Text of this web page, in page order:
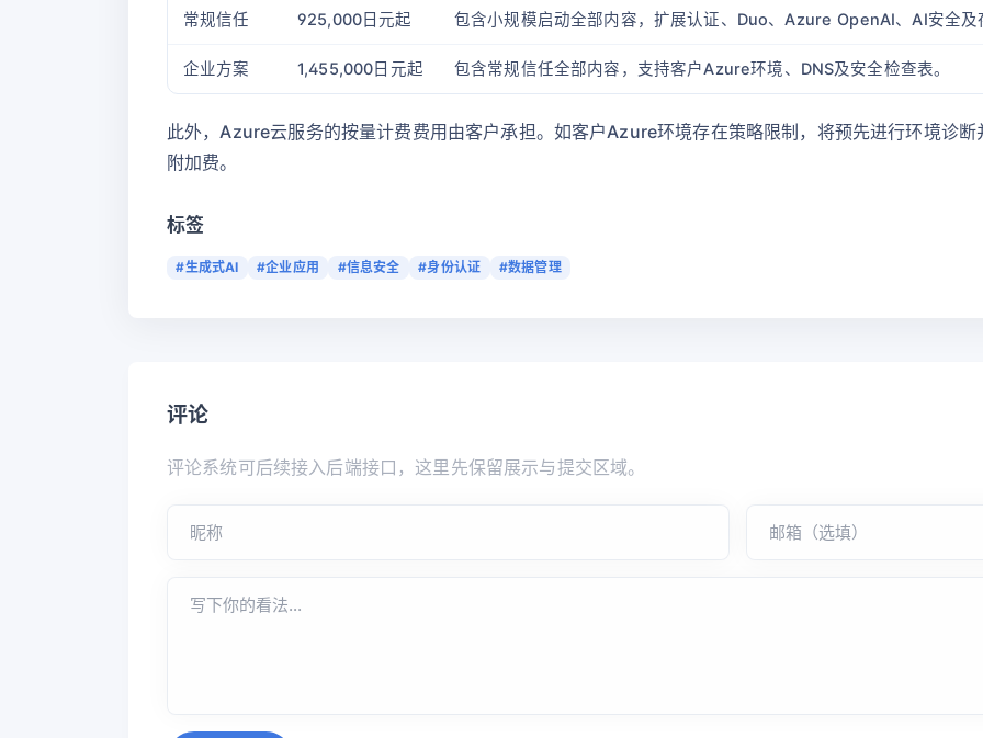
常规信任 925,000日元起 包含小规模启动全部内容，扩展认证、Duo、Azure OpenAI、AI安全及
企业方案 1,455,000日元起 包含常规信任全部内容，支持客户Azure环境、DNS及安全检查表。
此外，Azure云服务的按量计费费用由客户承担。如客户Azure环境存在策略限制，将预先进行环境诊
附加费。
标签
#生成式AI #企业应用 #信息安全 #身份认证 #数据管理
评论
评论系统可后续接入后端接口，这里先保留展示与提交区域。